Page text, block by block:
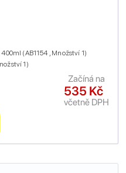
(AB1154 , Množství 1)
1)
535 Kč
včetně DPH
Začíná na